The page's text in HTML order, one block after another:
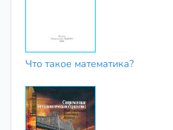
Что такое математика?